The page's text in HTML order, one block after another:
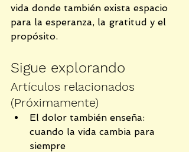
vida donde también exista espacio
para la esperanza, la gratitud y el
propósito.
Sigue explorando
Artículos relacionados
(Próximamente)
El dolor también enseña:
cuando la vida cambia para
siempre